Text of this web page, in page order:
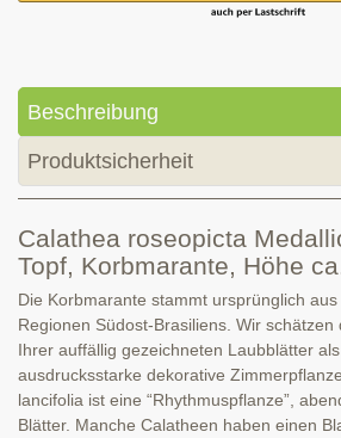
Beschreibung
Produktsicherheit
Calathea roseopicta
Topf, Korbmarante, Höhe
Die Korbmarante stammt ursprünglich
Regionen Südost-Brasiliens. Wir schätzen
Ihrer auffällig gezeichneten Laubblätter als
ausdrucksstarke dekorative
lancifolia ist eine “Rhythmuspflanze”,
Blätter. Manche Calatheen haben einen